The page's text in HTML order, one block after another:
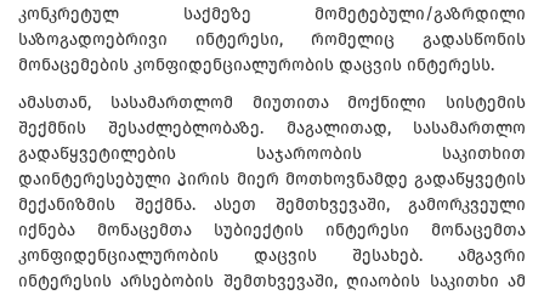
კონკრეტულ საქმეზე მომეტებული/გაზრდილი
საზოგადოებრივი ინტერესი, რომელიც გადასწონის
მონაცემების კონფიდენციალურობის დაცვის ინტერესს.
ამასთან, სასამართლომ მიუთითა მოქნილი სისტემის
შექმნის შესაძლებლობაზე. მაგალითად, სასამართლო
გადაწყვეტილების საჯაროობის საკითხით
დაინტერესებული პირის მიერ მოთხოვნამდე გადაწყვეტის
მექანიზმის შექმნა. ასეთ შემთხვევაში, გამორკვეული
იქნება მონაცემთა სუბიექტის ინტერესი მონაცემთა
კონფიდენციალურობის დაცვის შესახებ. ამგავრი
ინტერესის არსებობის შემთხვევაში, ღიაობის საკითხი ამ